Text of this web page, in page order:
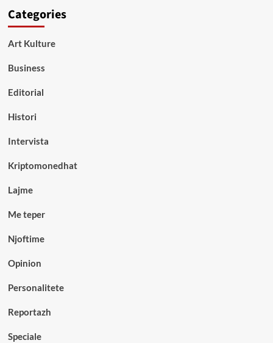
Categories
Art Kulture
Business
Editorial
Histori
Intervista
Kriptomonedhat
Lajme
Me teper
Njoftime
Opinion
Personalitete
Reportazh
Speciale